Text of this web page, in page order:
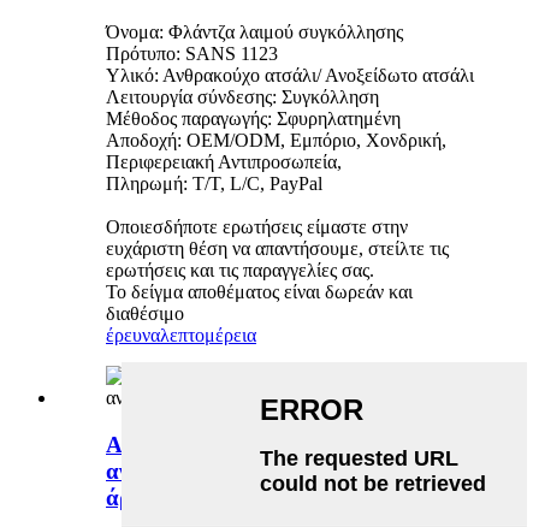
Όνομα: Φλάντζα λαιμού συγκόλλησης
Πρότυπο: SANS 1123
Υλικό: Ανθρακούχο ατσάλι/ Ανοξείδωτο ατσάλι
Λειτουργία σύνδεσης: Συγκόλληση
Μέθοδος παραγωγής: Σφυρηλατημένη
Αποδοχή: OEM/ODM, Εμπόριο, Χονδρική,
Περιφερειακή Αντιπροσωπεία,
Πληρωμή: T/T, L/C, PayPal
Οποιεσδήποτε ερωτήσεις είμαστε στην
ευχάριστη θέση να απαντήσουμε, στείλτε τις
ερωτήσεις και τις παραγγελίες σας.
Το δείγμα αποθέματος είναι δωρεάν και
διαθέσιμο
έρευναλεπτομέρεια
ASME B16.5 Ανοξείδωτο ατσάλι από
ανοξείδωτο ατσάλι με φλάντζα
άρθρωσης